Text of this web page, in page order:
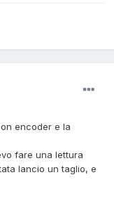
encoder e la
fare una lettura
lancio un taglio, e